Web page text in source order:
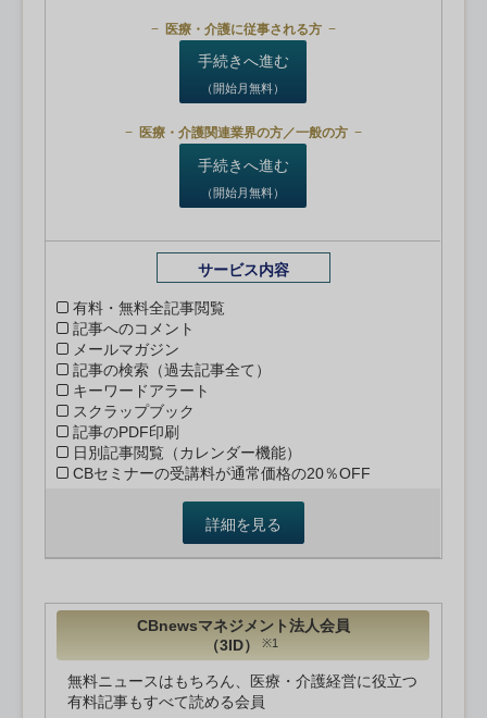
医療・介護に従事される方
手続きへ進む
（開始月無料）
医療・介護関連業界の方／一般の方
手続きへ進む
（開始月無料）
サービス内容
有料・無料全記事閲覧
記事へのコメント
メールマガジン
記事の検索（過去記事全て）
キーワードアラート
スクラップブック
記事のPDF印刷
日別記事閲覧（カレンダー機能）
CBセミナーの受講料が通常価格の20％OFF
詳細を見る
CBnewsマネジメント法人会員
（3ID）
※1
無料ニュースはもちろん、医療・介護経営に役立つ
有料記事もすべて読める会員